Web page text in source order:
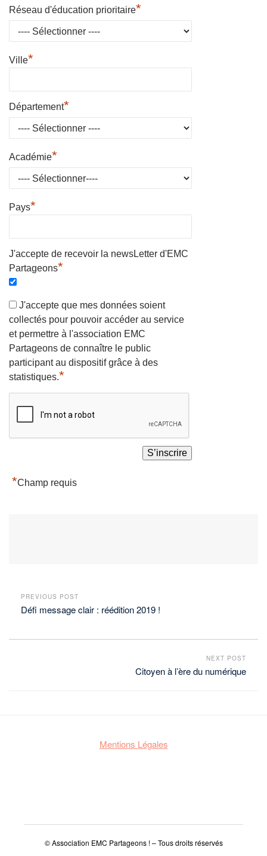
Réseau d'éducation prioritaire*
Ville*
Département*
Académie*
Pays*
J'accepte de recevoir la newsLetter d'EMC
Partageons*
J'accepte que mes données soient
collectés pour pouvoir accéder au service
et permettre à l'association EMC
Partageons de connaître le public
participant au dispositif grâce à des
statistiques.*
*Champ requis
PREVIOUS POST
Défi message clair : réédition 2019 !
NEXT POST
Citoyen à l’ère du numérique
Mentions Légales
© Association EMC Partageons ! – Tous droits réservés